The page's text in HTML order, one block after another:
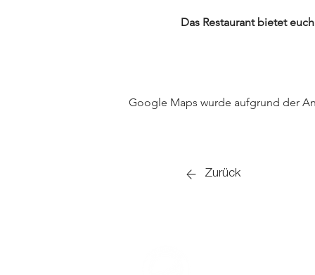
Das Restaurant bietet
Google Maps wurde aufgrund der
Zurück